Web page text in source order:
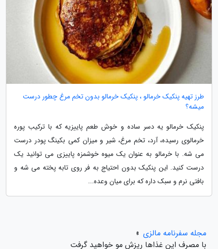
طرز تهیه پنکیک خرمالو ، پنکیک خرمالو بدون تخم مرغ چطور درست
میشه؟
پنکیک خرمالو یه دسر ساده و خوش طعم پاییزیه که با ترکیب پوره
خرمالوی رسیده، آرد، تخم مرغ، شیر و میزان کمی بکینگ پودر درست
می شه. با خرمالو به عنوان یک میوه خوشمزه پاییزی می توانید یک
درست کنید. این پنکیک بدون احتیاج به فر روی تابه پخته می شه و
بافتی نرم و سبک داره که برای میان وعده...
مجله سفرنامه مالزی »
با مصرف این غذاها ریزش مو خواهید گرفت